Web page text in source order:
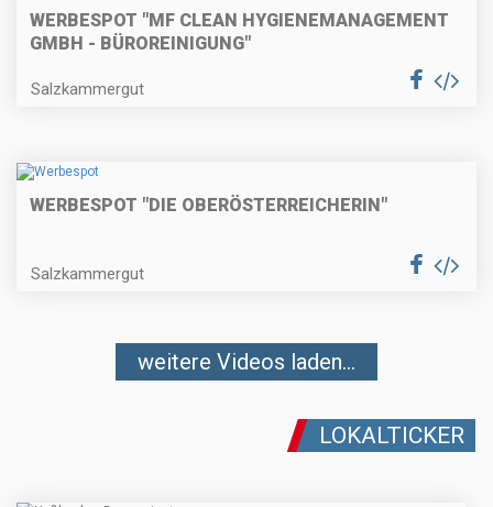
WERBESPOT "MF CLEAN HYGIENEMANAGEMENT
GMBH - BÜROREINIGUNG"
Salzkammergut
WERBESPOT "DIE OBERÖSTERREICHERIN"
Salzkammergut
weitere Videos laden...
LOKALTICKER